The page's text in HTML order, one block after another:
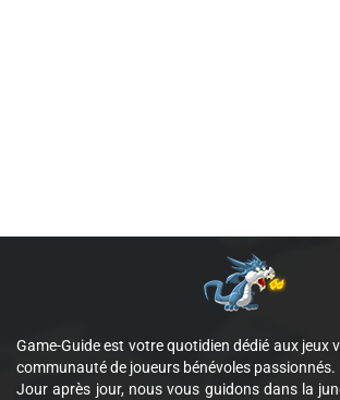
Game-Guide est votre quotidien dédié aux jeux
communauté de joueurs bénévoles passionnés.
Jour après jour, nous vous guidons dans la